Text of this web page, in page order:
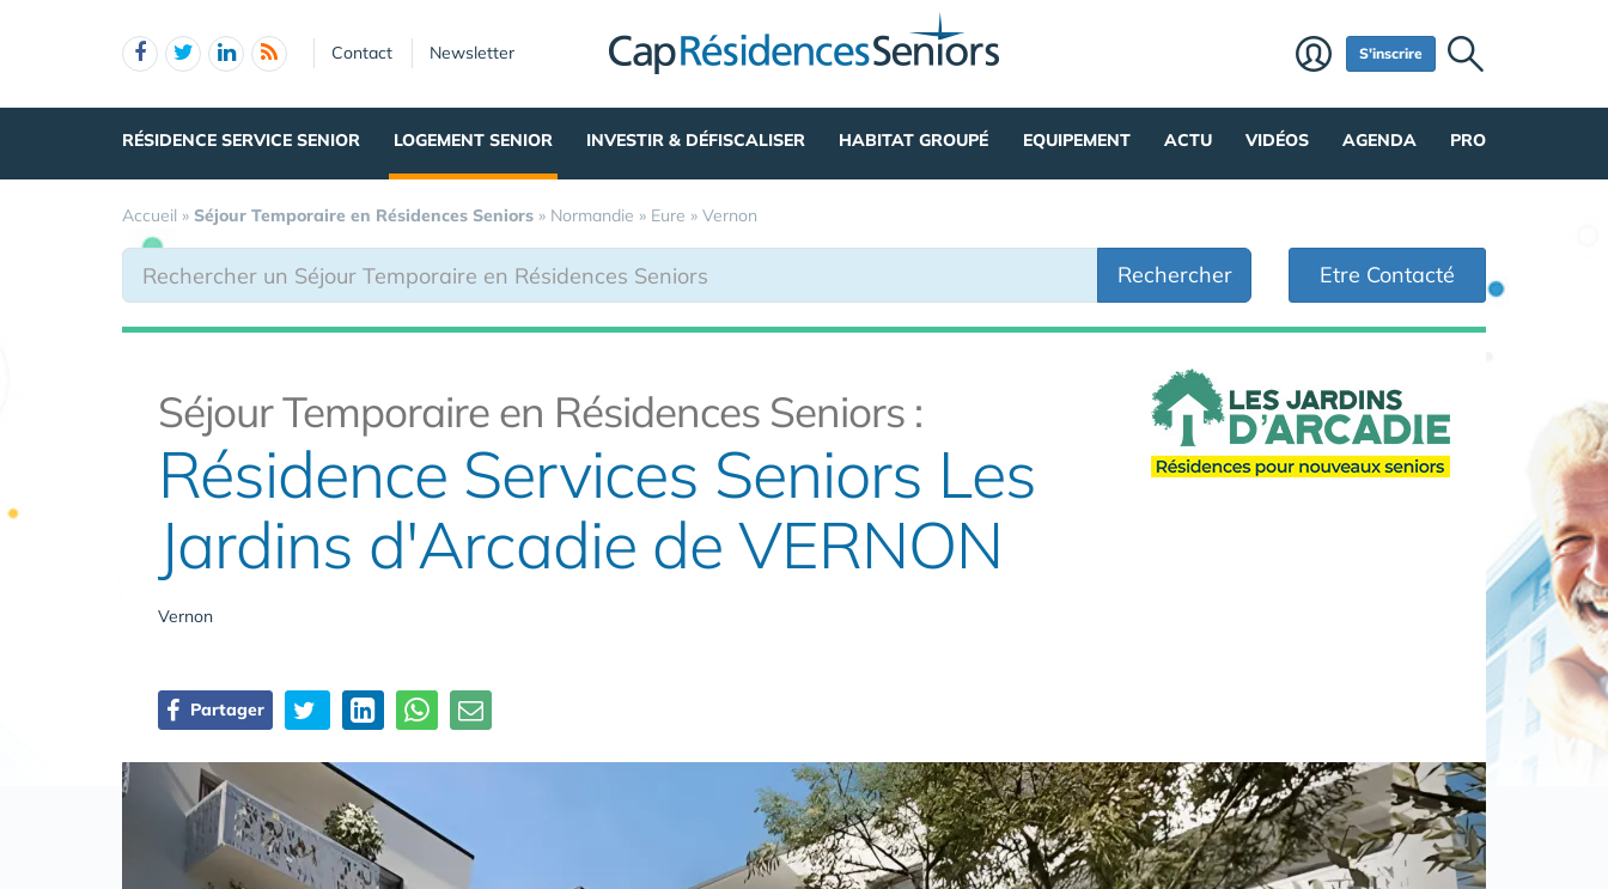
Contact Newsletter S'inscrire
RÉSIDENCE SERVICE SENIOR LOGEMENT SENIOR INVESTIR & DÉFISCALISER HABITAT GROUPÉ EQUIPEMENT ACTU VIDÉOS AGENDA PRO
Accueil » Séjour Temporaire en Résidences Seniors » Normandie » Eure » Vernon
Rechercher Etre Contacté
Séjour Temporaire en Résidences Seniors :
Résidence Services Seniors Les
Jardins d'Arcadie de VERNON
Vernon
Partager